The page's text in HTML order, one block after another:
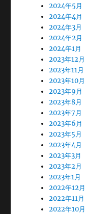
2024年5月
2024年4月
2024年3月
2024年2月
2024年1月
2023年12月
2023年11月
2023年10月
2023年9月
2023年8月
2023年7月
2023年6月
2023年5月
2023年4月
2023年3月
2023年2月
2023年1月
2022年12月
2022年11月
2022年10月